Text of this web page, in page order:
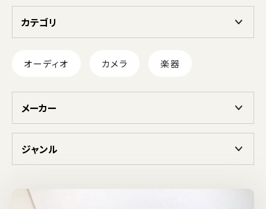
カテゴリ
オーディオ カメラ 楽器
メーカー
ジャンル